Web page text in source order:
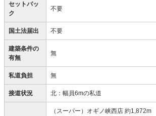
セットバッ
ク
不要
国土法届出 不要
建築条件の
有無
無
私道負担 無
接道状況 北：幅員6mの私道
（スーパー）オギノ峡西店 約1,872m